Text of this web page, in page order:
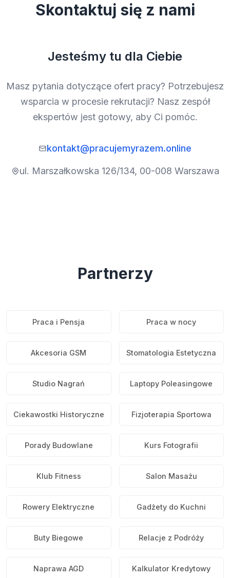
Skontaktuj się z nami
Jesteśmy tu dla Ciebie
Masz pytania dotyczące ofert pracy? Potrzebujesz
wsparcia w procesie rekrutacji? Nasz zespół
ekspertów jest gotowy, aby Ci pomóc.
kontakt@pracujemyrazem.online
ul. Marszałkowska 126/134, 00-008 Warszawa
Partnerzy
Praca i Pensja Praca w nocy
Akcesoria GSM Stomatologia Estetyczna
Studio Nagrań Laptopy Poleasingowe
Ciekawostki Historyczne Fizjoterapia Sportowa
Porady Budowlane Kurs Fotografii
Klub Fitness Salon Masażu
Rowery Elektryczne Gadżety do Kuchni
Buty Biegowe Relacje z Podróży
Naprawa AGD Kalkulator Kredytowy